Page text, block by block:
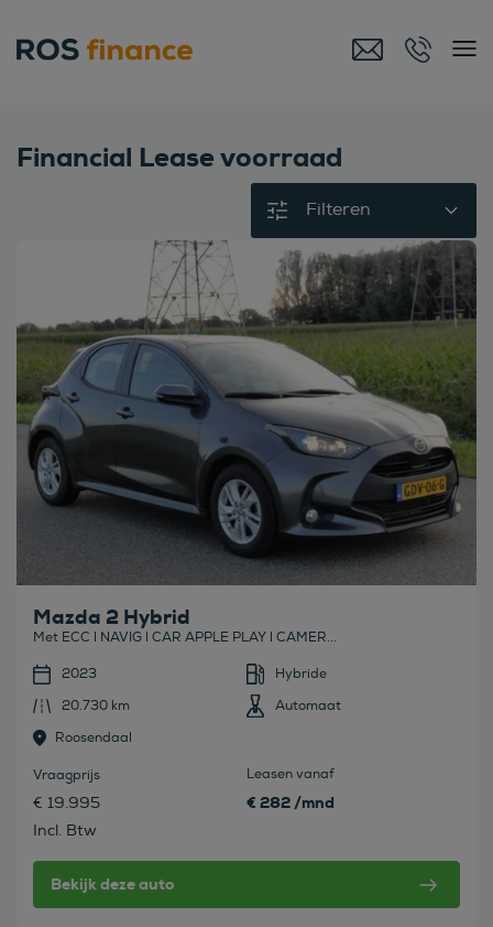
Financial Lease voorraad
Filteren
Bekijk deze auto
Mazda 2 Hybrid
Met ECC l NAVIG l CAR APPLE PLAY l CAMER...
2023
Hybride
20.730 km
Automaat
Roosendaal
Vraagprijs
€ 19.995
Incl. Btw
Leasen vanaf
€ 282 /mnd
Bekijk deze auto